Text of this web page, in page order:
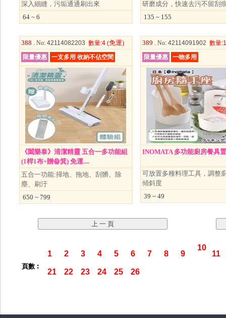
深入細縫，污垢通通刷出來
64 ~ 6
研磨成分，快速去污不留刮
135 ~ 155
388 . No: 42114082203 數量:4(免運)
限量優惠 一支多用 收納不佔空間
《闔樂泰》清潔精靈 五合一多功能組
(1桿1布+贈畚箕) 免運....
五合一功能:掃地、拖地、刮髒、除
塵、刷汙
650 ~ 799
389 . No: 42114091902 數量
限量優惠
一物多用
INOMATA 多功能廚房餐具
可放置多種料理工具，調整
傾斜度
39 ~ 49
頁數︰
1 2 3 4 5 6 7 8 9
10
11
21 22 23 24 25 26